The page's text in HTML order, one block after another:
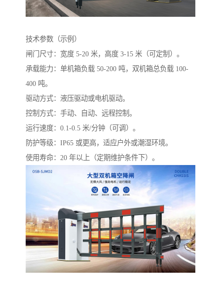
技术参数（示例）
闸门尺寸：宽度 5-20 米，高度 3-15 米（可定制）。
承载能力：单机箱负载 50-200 吨，双机箱总负载 100-
400 吨。
驱动方式：液压驱动或电机驱动。
控制方式：手动、自动、远程控制。
运行速度：0.1-0.5 米/分钟（可调）。
防护等级：IP65 或更高，适应户外或潮湿环境。
使用寿命：20 年以上（定期维护条件下）。